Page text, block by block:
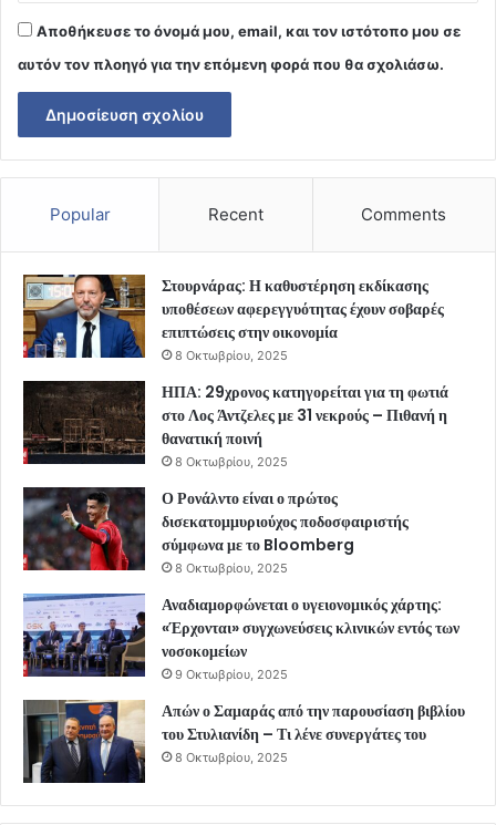
Αποθήκευσε το όνομά μου, email, και τον ιστότοπο μου σε
αυτόν τον πλοηγό για την επόμενη φορά που θα σχολιάσω.
Popular Recent Comments
Στουρνάρας: Η καθυστέρηση εκδίκασης
υποθέσεων αφερεγγυότητας έχουν σοβαρές
επιπτώσεις στην οικονομία
8 Οκτωβρίου, 2025
ΗΠΑ: 29χρονος κατηγορείται για τη φωτιά
στο Λος Άντζελες με 31 νεκρούς – Πιθανή η
θανατική ποινή
8 Οκτωβρίου, 2025
Ο Ρονάλντο είναι ο πρώτος
δισεκατομμυριούχος ποδοσφαιριστής
σύμφωνα με το Bloomberg
8 Οκτωβρίου, 2025
Αναδιαμορφώνεται ο υγειονομικός χάρτης:
«Έρχονται» συγχωνεύσεις κλινικών εντός των
νοσοκομείων
9 Οκτωβρίου, 2025
Απών ο Σαμαράς από την παρουσίαση βιβλίου
του Στυλιανίδη – Τι λένε συνεργάτες του
8 Οκτωβρίου, 2025